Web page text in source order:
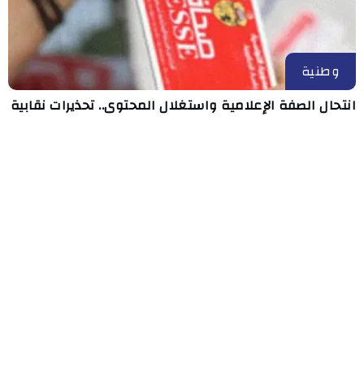
وطنية
انتحال الصفة الإعلامية واستغلال المحتوى.. تحذيرات نقابية